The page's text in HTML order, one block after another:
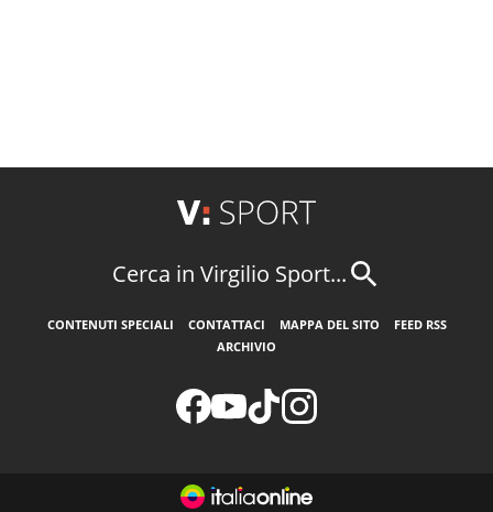
Cerca in Virgilio Sport...
CONTENUTI SPECIALI CONTATTACI MAPPA DEL SITO
FEED RSS
ARCHIVIO